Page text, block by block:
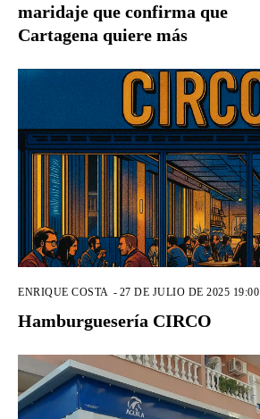
maridaje que confirma que
Cartagena quiere más
ENRIQUE COSTA - 27 DE JULIO DE 2025 19:00
Hamburguesería CIRCO